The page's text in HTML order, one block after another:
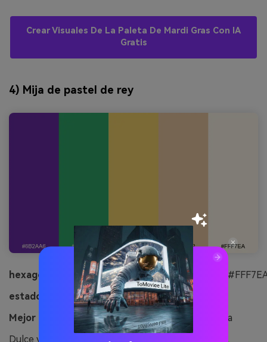
Crear Visuales De La Paleta De Mardi Gras Con IA
Gratis
4) Mija de pastel de rey
hexagonal:
estado de ánimo:Dulce, acogedor, soleado
Mejor para:
Anuncio de redes sociales de Panadería
Dulce y acogedor, se siente como azúcar en polvo,